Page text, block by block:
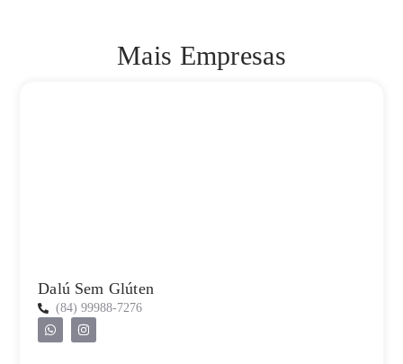
Mais Empresas
Dalú Sem Glúten
(84) 99988-7276